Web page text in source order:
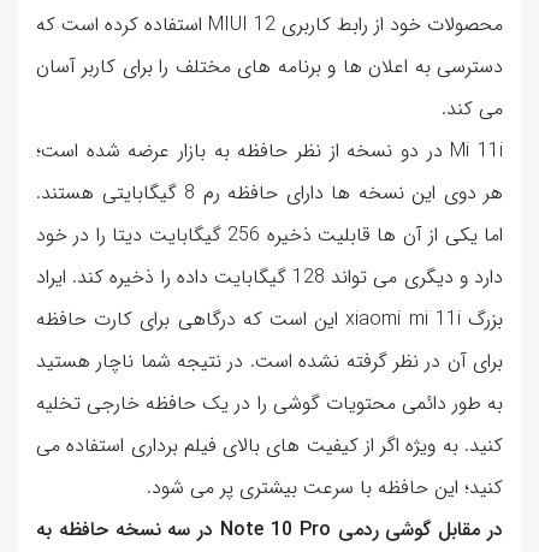
محصولات خود از رابط کاربری MIUI 12 استفاده کرده است که
دسترسی به اعلان ها و برنامه های مختلف را برای کاربر آسان
می کند.
Mi 11i در دو نسخه از نظر حافظه به بازار عرضه شده است؛
هر دوی این نسخه ها دارای حافظه رم 8 گیگابایتی هستند.
اما یکی از آن ها قابلیت ذخیره 256 گیگابایت دیتا را در خود
دارد و دیگری می تواند 128 گیگابایت داده را ذخیره کند. ایراد
بزرگ xiaomi mi 11i این است که درگاهی برای کارت حافظه
برای آن در نظر گرفته نشده است. در نتیجه شما ناچار هستید
به طور دائمی محتویات گوشی را در یک حافظه خارجی تخلیه
کنید. به ویژه اگر از کیفیت های بالای فیلم برداری استفاده می
کنید؛ این حافظه با سرعت بیشتری پر می شود.
در مقابل گوشی ردمی Note 10 Pro در سه نسخه حافظه به